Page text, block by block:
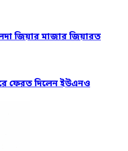
জিয়ার মাজার জিয়ারত
ফেরত দিলেন ইউএনও